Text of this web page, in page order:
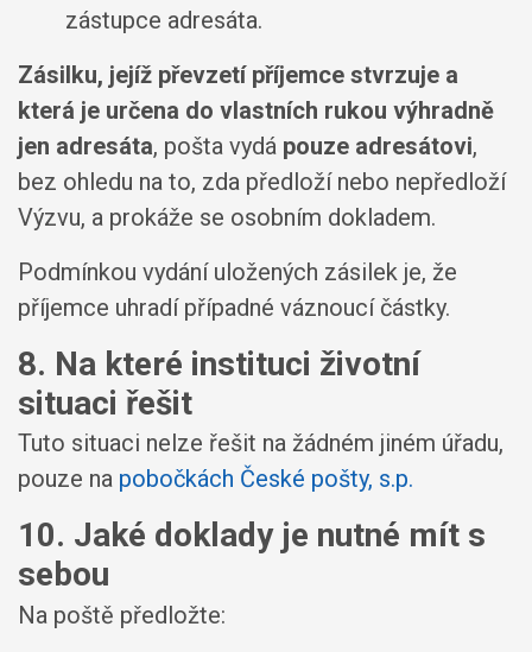
zástupce adresáta.
Zásilku, jejíž převzetí příjemce stvrzuje a
která je určena do vlastních rukou výhradně
jen adresáta, pošta vydá pouze adresátovi,
bez ohledu na to, zda předloží nebo nepředloží
Výzvu, a prokáže se osobním dokladem.
Podmínkou vydání uložených zásilek je, že
příjemce uhradí případné váznoucí částky.
8. Na které instituci životní
situaci řešit
Tuto situaci nelze řešit na žádném jiném úřadu,
pouze na pobočkách České pošty, s.p.
10. Jaké doklady je nutné mít s
sebou
Na poště předložte: